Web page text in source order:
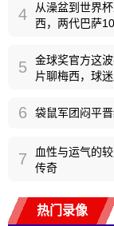
4
从澡盆到世界
西，两代巴萨
5
金球奖官方这
片聊梅西，球
6 袋鼠军团闷平
7
血性与运气的
传奇
热门录像